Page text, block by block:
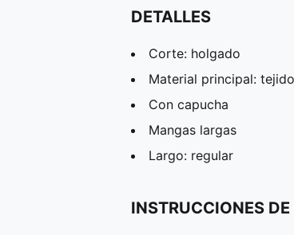
DETALLES
Corte: holgado
Material principal:
Con capucha
Mangas largas
Largo: regular
INSTRUCCIONES